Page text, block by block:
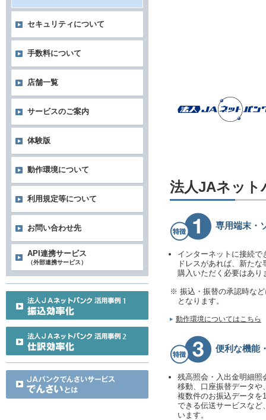
法人JAネット
専用端末・
インターネットに接続
ドレスがあれば、新た
購入いただく必要はあり
※ 振込・振替の承認時な
となります。
動作環境についてはこちら
便利な機能
残高照会・入出金明細照
移動、口座振替データや
複数件のお振込データを
できる伝送サービスなど
います。
セキュリティについて
手数料について
店舗一覧
サービスのご案内
体験版
動作環境について
利用規定等について
お問い合わせ先
API連携サービス
（外部連携サービス）